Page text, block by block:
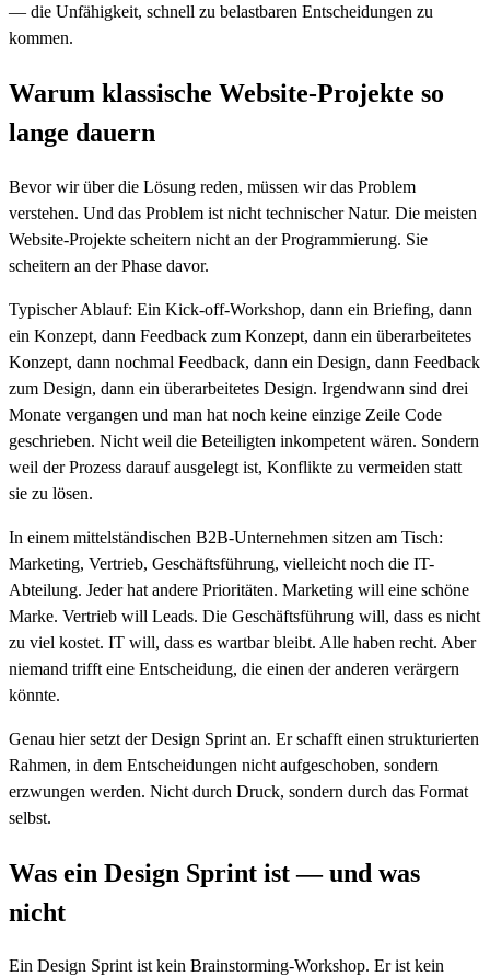
— die Unfähigkeit, schnell zu belastbaren Entscheidungen zu
kommen.
Warum klassische Website-Projekte so
lange dauern
Bevor wir über die Lösung reden, müssen wir das Problem
verstehen. Und das Problem ist nicht technischer Natur. Die meisten
Website-Projekte scheitern nicht an der Programmierung. Sie
scheitern an der Phase davor.
Typischer Ablauf: Ein Kick-off-Workshop, dann ein Briefing, dann
ein Konzept, dann Feedback zum Konzept, dann ein überarbeitetes
Konzept, dann nochmal Feedback, dann ein Design, dann Feedback
zum Design, dann ein überarbeitetes Design. Irgendwann sind drei
Monate vergangen und man hat noch keine einzige Zeile Code
geschrieben. Nicht weil die Beteiligten inkompetent wären. Sondern
weil der Prozess darauf ausgelegt ist, Konflikte zu vermeiden statt
sie zu lösen.
In einem mittelständischen B2B-Unternehmen sitzen am Tisch:
Marketing, Vertrieb, Geschäftsführung, vielleicht noch die IT-
Abteilung. Jeder hat andere Prioritäten. Marketing will eine schöne
Marke. Vertrieb will Leads. Die Geschäftsführung will, dass es nicht
zu viel kostet. IT will, dass es wartbar bleibt. Alle haben recht. Aber
niemand trifft eine Entscheidung, die einen der anderen verärgern
könnte.
Genau hier setzt der Design Sprint an. Er schafft einen strukturierten
Rahmen, in dem Entscheidungen nicht aufgeschoben, sondern
erzwungen werden. Nicht durch Druck, sondern durch das Format
selbst.
Was ein Design Sprint ist — und was
nicht
Ein Design Sprint ist kein Brainstorming-Workshop. Er ist kein